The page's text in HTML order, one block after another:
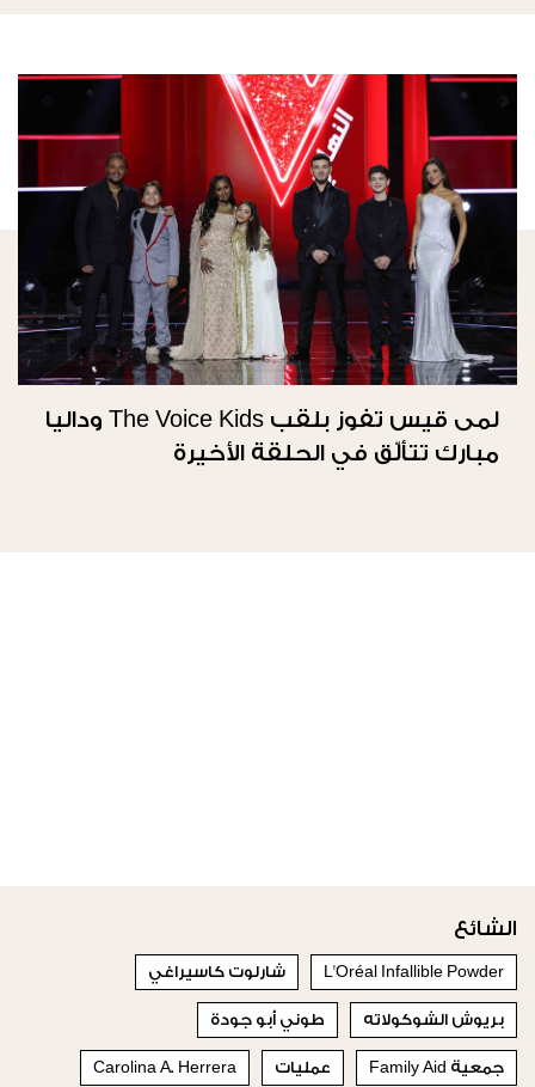
لمى قيس تفوز بلقب The Voice Kids وداليا
مبارك تتألّق في الحلقة الأخيرة
الشائع
L'Oréal Infallible Powder شارلوت كاسيراغي
بريوش الشوكولاته طوني أبو جودة
جمعية Family Aid عمليات Carolina A. Herrera